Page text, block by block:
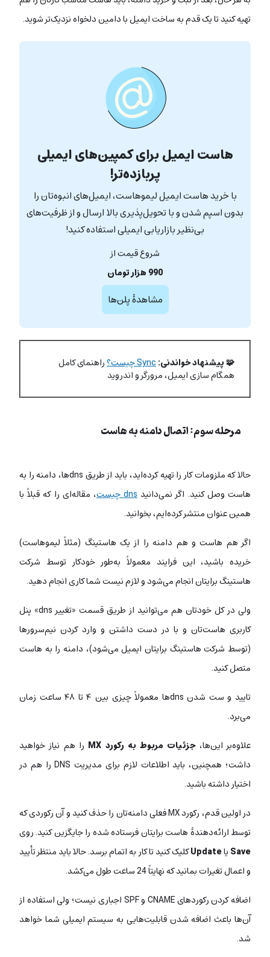
تهیه کنید تا یک قدم به ساخت ایمیل با دامین دلخواه نزدیک‌تر شوید.
هاست ایمیل برای کمپین‌های ایمیلی
پربازده‌تر!
با خرید هاست ایمیل لیموهاست، ایمیل‌های انبوه‌تان را
بدون اسپم شدن و با تحویل‌پذیری بالا ارسال و از ظرفیت‌های
بی‌نظیر بازاریابی ایمیلی استفاده کنید!
شروع قیمت از
990 هزار تومان
مشاهدۀ پلن‌ها
🧩 پیشنهاد خواندنی:Sync چیست؟ راهنمای کامل
همگام سازی ایمیل، مرورگر و اندروید
مرحله سوم: اتصال دامنه به هاست
حالا که ملزومات کار را تهیه کرده‌اید، باید از طریق ‌dns‌ها، دامنه را به
هاست وصل کنید. اگر نمی‌دانیدdns چیست
، مقاله‌ای را که قبلاً با
همین عنوان منتشر کرده‌ایم، بخوانید.
اگر هم هاست و هم دامنه را از یک هاستینگ (مثلاً لیموهاست)
خریده باشید، این فرایند معمولاً به‌طور خودکار توسط شرکت
هاستینگ برایتان انجام می‌شود و لازم نیست شما کاری انجام دهید.
ولی در کل خودتان هم می‌توانید از طریق قسمت «تغییر dns» پنل
کاربری هاست‌تان و با در دست داشتن و وارد کردن نیم‌سرورها
(توسط شرکت هاستینگ برایتان ایمیل می‌شود)، دامنه را به هاست
متصل کنید.
تایید و ست شدن dnsها معمولاً چیزی بین ۴ تا ۴۸ ساعت زمان
می‌برد.
علاوه‌بر این‌ها،جزئیات مربوط به رکورد MX
را هم نیاز خواهید
داشت؛ همچنین، باید اطلاعات لازم برای مدیریت DNS را هم در
اختیار داشته باشید.
در اولین قدم، رکورد MX فعلی دامنه‌تان را حذف کنید و آن رکوردی که
توسط ارائه‌دهندۀ هاست برایتان فرستاده شده را جایگزین کنید. روی
SaveیاUpdateکلیک کنید تا کار به اتمام برسد. حالا باید منتظر تأیید
و اعمال تغیرات بمانید که نهایتاً 24 ساعت طول می‌کشد.
اضافه کردن رکوردهای CNAME و SPF اجباری نیست؛ ولی استفاده از
آن‌ها باعث اضافه شدن قابلیت‌هایی به سیستم ایمیلی شما خواهد
شد.